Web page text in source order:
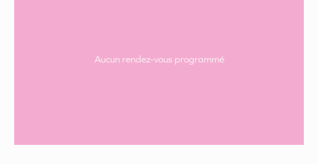
Aucun rendez-vous programmé